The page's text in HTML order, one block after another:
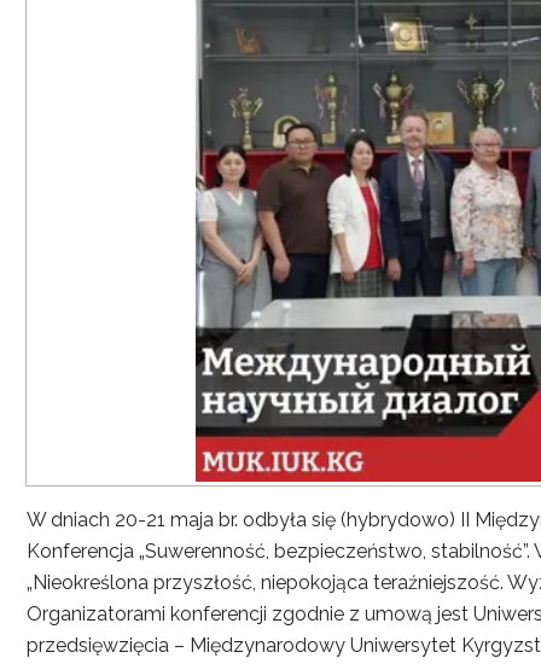
W dniach 20-21 maja br. odbyła się (hybrydowo) II
Konferencja „Suwerenność, bezpieczeństwo,
„Nieokreślona przyszłość, niepokojąca teraźniejszość.
Organizatorami konferencji zgodnie z umową jest
przedsięwzięcia – Międzynarodowy Uniwersytet